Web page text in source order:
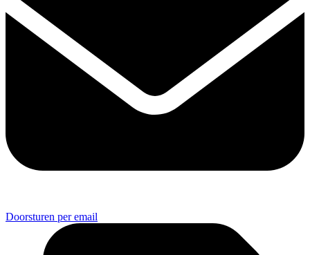
Doorsturen per email